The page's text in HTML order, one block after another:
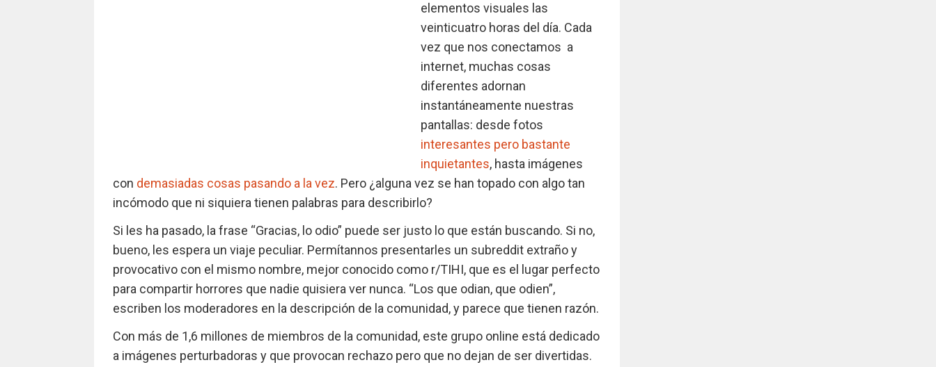
elementos visuales las
veinticuatro horas del día. Cada
vez que nos conectamos a
internet, muchas cosas
diferentes adornan
instantáneamente nuestras
pantallas: desde fotos
interesantes pero bastante
inquietantes, hasta imágenes
con demasiadas cosas pasando a la vez. Pero ¿alguna vez se han topado con algo tan
incómodo que ni siquiera tienen palabras para describirlo?
Si les ha pasado, la frase “Gracias, lo odio” puede ser justo lo que están buscando. Si no,
bueno, les espera un viaje peculiar. Permítannos presentarles un subreddit extraño y
provocativo con el mismo nombre, mejor conocido como r/TIHI, que es el lugar perfecto
para compartir horrores que nadie quisiera ver nunca. “Los que odian, que odien”,
escriben los moderadores en la descripción de la comunidad, y parece que tienen razón.
Con más de 1,6 millones de miembros de la comunidad, este grupo online está dedicado
a imágenes perturbadoras y que provocan rechazo pero que no dejan de ser divertidas.